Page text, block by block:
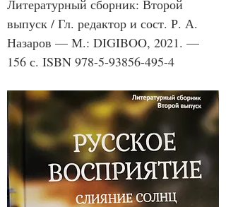
Литературный сборник: Второй
выпуск / Гл. редактор и сост. Р. А.
Назаров — М.: DIGIBOO, 2021. —
156 с. ISBN 978-5-93856-495-4